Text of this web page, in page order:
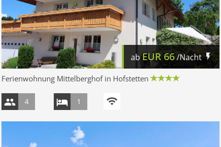
abEUR66/Nacht
Ferienwohnung Mittelberghof in Hofstetten
4 1